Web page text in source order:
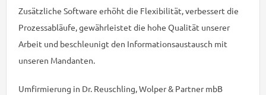
Zusätzliche Software erhöht die Flexibilität, verbessert die
Prozessabläufe, gewährleistet die hohe Qualität unserer
Arbeit und beschleunigt den Informationsaustausch mit
unseren Mandanten.
Umfirmierung in Dr. Reuschling, Wolper & Partner mbB